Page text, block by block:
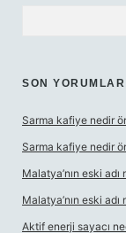
SON YORUMLAR
Sarma kafiye nedir
Sarma kafiye nedir
Malatya’nın eski adı
Malatya’nın eski adı
Aktif enerji sayacı